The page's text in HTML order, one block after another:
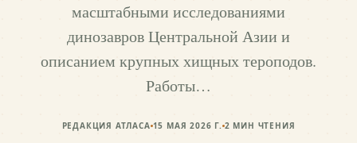
масштабными исследованиями
динозавров Центральной Азии и
описанием крупных хищных тероподов.
Работы…
РЕДАКЦИЯ АТЛАСА 15 МАЯ 2026 Г. 2 МИН ЧТЕНИЯ